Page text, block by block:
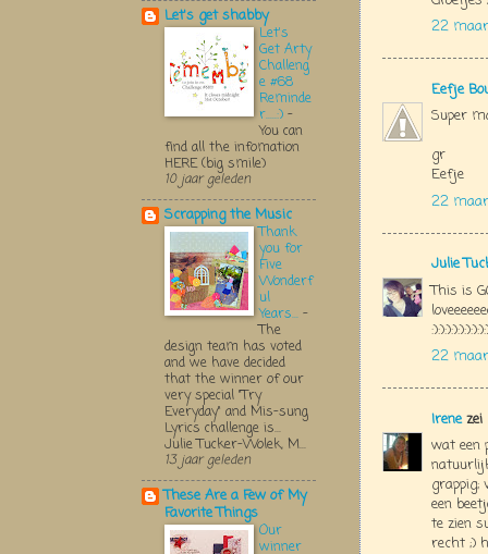
22
Eefje
Super
gr
Eefje
22
Julie
This is
22
Irenezei
wat een
grappig;
een
te zien
recht ;)
Let's get shabby
Let's
Get Arty
Challeng
e #68
Reminde
r.....:) -
You can
find all the infomation
HERE (big smile)
10 jaar geleden
Scrapping the Music
Thank
you for
Five
Wonderf
ul
Years... -
The
design team has voted
and we have decided
that the winner of our
very special "Try
Everyday" and Mis-sung
Lyrics challenge is...
Julie Tucker-Wolek, M...
13 jaar geleden
These Are a Few of My
Favorite Things
Our
winner